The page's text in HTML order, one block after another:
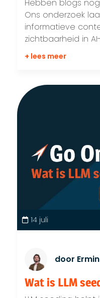
Hebben blogs
Ons onderzoek
informatieve
zichtbaarheid in
+ lees meer
14 juli
door Ermin
Wat is LLM